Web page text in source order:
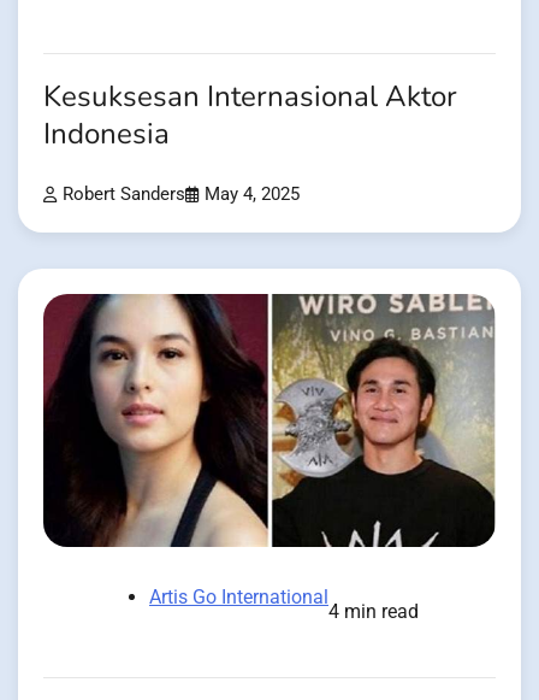
Kesuksesan Internasional Aktor
Indonesia
Robert Sanders May 4, 2025
Artis Go International
4 min read